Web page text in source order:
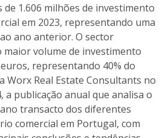
1.606 milhões de investimento
em 2023, representando uma
ano anterior. O sector
maior volume de investimento
representando 40% do
Worx Real Estate Consultants no
a publicação anual que analisa o
transacto dos diferentes
comercial em Portugal, com